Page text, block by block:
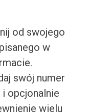
od swojego
w
swój numer
opcjonalnie
wielu